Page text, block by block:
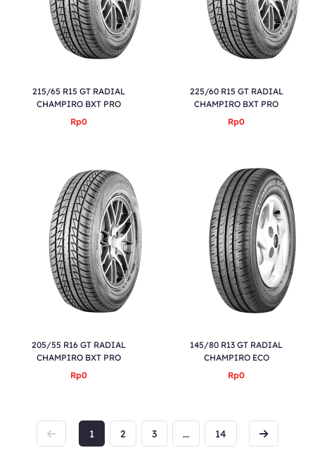
215/65 R15 GT RADIAL
CHAMPIRO BXT PRO
Rp0
225/60 R15 GT RADIAL
CHAMPIRO BXT PRO
Rp0
205/55 R16 GT RADIAL
CHAMPIRO BXT PRO
Rp0
145/80 R13 GT RADIAL
CHAMPIRO ECO
Rp0
1 2 3 ... 14